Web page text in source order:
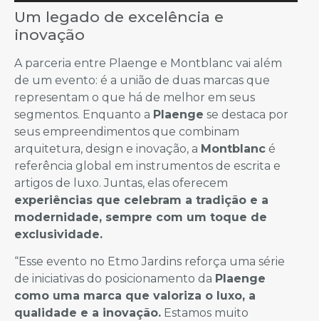
Um legado de excelência e
inovação
A parceria entre Plaenge e Montblanc vai além
de um evento: é a união de duas marcas que
representam o que há de melhor em seus
segmentos. Enquanto a Plaenge se destaca por
seus empreendimentos que combinam
arquitetura, design e inovação, a Montblanc é
referência global em instrumentos de escrita e
artigos de luxo. Juntas, elas oferecem
experiências que celebram a tradição e a
modernidade, sempre com um toque de
exclusividade.
“Esse evento no Etmo Jardins reforça uma série
de iniciativas do posicionamento da Plaenge
como uma marca que valoriza o luxo, a
qualidade e a inovação. Estamos muito